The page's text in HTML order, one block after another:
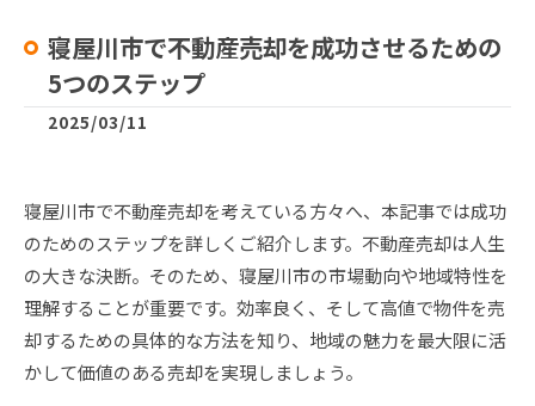
寝屋川市で不動産売却を成功させるための
5つのステップ
2025/03/11
寝屋川市で不動産売却を考えている方々へ、本記事では成功
のためのステップを詳しくご紹介します。不動産売却は人生
の大きな決断。そのため、寝屋川市の市場動向や地域特性を
理解することが重要です。効率良く、そして高値で物件を売
却するための具体的な方法を知り、地域の魅力を最大限に活
かして価値のある売却を実現しましょう。